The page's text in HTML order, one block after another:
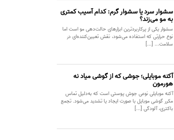
سشوار سرد یا سشوار گرم: کدام آسیب کمتری
به مو می‌زند؟
سشوار یکی از پرکاربردترین ابزارهای حالت‌دهی مو است اما
نوع حرارتی که استفاده می‌شود، نقش تعیین‌کننده‌ای در
سلامت... [...]
آکنه موبایلی؛ جوشی که از گوشی میاد نه
هورمون
آکنه موبایلی نوعی جوش پوستی است که به‌دلیل تماس
مکرر گوشی موبایل با صورت ایجاد یا تشدید می‌شود. تجمع
باکتری، آلودگی [...]